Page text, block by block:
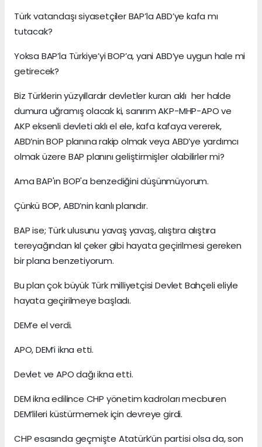
Türk vatandaşı siyasetçiler BAP’la ABD’ye kafa mı
tutacak?
Yoksa BAP’la Türkiye’yi BOP’a, yani ABD’ye uygun hale mi
getirecek?
Biz Türklerin yüzyıllardır devletler kuran aklı her halde
dumura uğramış olacak ki, sanırım AKP-MHP-APO ve
AKP eksenli devleti aklı el ele, kafa kafaya vererek,
ABD’nin BOP planına rakip olmak veya ABD’ye yardımcı
olmak üzere BAP planını geliştirmişler olabilirler mi?
Ama BAP'ın BOP'a benzediğini düşünmüyorum.
Çünkü BOP, ABD’nin kanlı planıdır.
BAP ise; Türk ulusunu yavaş yavaş, alıştıra alıştıra
tereyağından kıl çeker gibi hayata geçirilmesi gereken
bir plana benzetiyorum.
Bu plan çok büyük Türk milliyetçisi Devlet Bahçeli eliyle
hayata geçirilmeye başladı.
DEM’e el verdi.
APO, DEM’i ikna etti.
Devlet ve APO dağı ikna etti.
DEM ikna edilince CHP yönetim kadroları mecburen
DEM’lileri küstürmemek için devreye girdi.
CHP esasında geçmişte Atatürk’ün partisi olsa da, son